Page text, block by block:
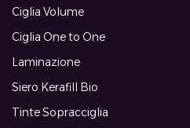
Ciglia Volume
Ciglia One to One
Laminazione
Siero Kerafill Bio
Tinte Sopracciglia